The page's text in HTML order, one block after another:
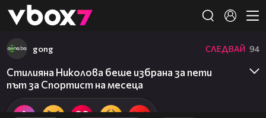
👾
gong СЛЕДВАЙ 94
Стилияна Николова беше избрана за пети
път за Спортист на месеца